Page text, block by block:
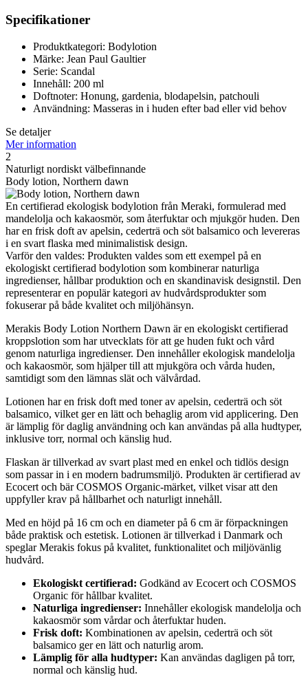
Specifikationer
Produktkategori: Bodylotion
Märke: Jean Paul Gaultier
Serie: Scandal
Innehåll: 200 ml
Doftnoter: Honung, gardenia, blodapelsin, patchouli
Användning: Masseras in i huden efter bad eller vid behov
Se detaljer
Mer information
2
Naturligt nordiskt välbefinnande
Body lotion, Northern dawn
En certifierad ekologisk bodylotion från Meraki, formulerad med
mandelolja och kakaosmör, som återfuktar och mjukgör huden. Den
har en frisk doft av apelsin, cederträ och söt balsamico och levereras
i en svart flaska med minimalistisk design.
Varför den valdes: Produkten valdes som ett exempel på en
ekologiskt certifierad bodylotion som kombinerar naturliga
ingredienser, hållbar produktion och en skandinavisk designstil. Den
representerar en populär kategori av hudvårdsprodukter som
fokuserar på både kvalitet och miljöhänsyn.
Merakis Body Lotion Northern Dawn är en ekologiskt certifierad
kroppslotion som har utvecklats för att ge huden fukt och vård
genom naturliga ingredienser. Den innehåller ekologisk mandelolja
och kakaosmör, som hjälper till att mjukgöra och vårda huden,
samtidigt som den lämnas slät och välvårdad.
Lotionen har en frisk doft med toner av apelsin, cederträ och söt
balsamico, vilket ger en lätt och behaglig arom vid applicering. Den
är lämplig för daglig användning och kan användas på alla hudtyper,
inklusive torr, normal och känslig hud.
Flaskan är tillverkad av svart plast med en enkel och tidlös design
som passar in i en modern badrumsmiljö. Produkten är certifierad av
Ecocert och bär COSMOS Organic-märket, vilket visar att den
uppfyller krav på hållbarhet och naturligt innehåll.
Med en höjd på 16 cm och en diameter på 6 cm är förpackningen
både praktisk och estetisk. Lotionen är tillverkad i Danmark och
speglar Merakis fokus på kvalitet, funktionalitet och miljövänlig
hudvård.
Ekologiskt certifierad: Godkänd av Ecocert och COSMOS
Organic för hållbar kvalitet.
Naturliga ingredienser: Innehåller ekologisk mandelolja och
kakaosmör som vårdar och återfuktar huden.
Frisk doft: Kombinationen av apelsin, cederträ och söt
balsamico ger en lätt och naturlig arom.
Lämplig för alla hudtyper: Kan användas dagligen på torr,
normal och känslig hud.